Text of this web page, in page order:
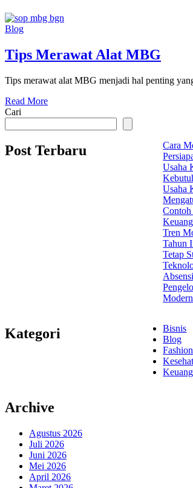
Blog
Tips Merawat Alat MBG
Tips merawat alat MBG menjadi hal penting
Read More
Cari
Post Terbaru
Cara
Usaha
Usaha
Contoh
Tren
Tahun
Tetap
Modern
Kategori
Bisnis
Blog
Fashion
Archive
Agustus 2026
Juli 2026
Juni 2026
Mei 2026
April 2026